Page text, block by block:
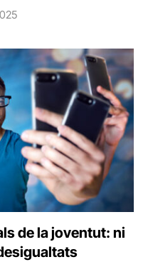
de la joventut: ni